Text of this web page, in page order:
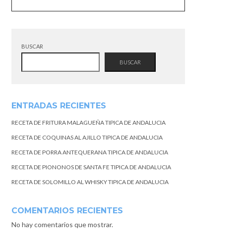
BUSCAR
BUSCAR
ENTRADAS RECIENTES
RECETA DE FRITURA MALAGUEÑA TIPICA DE ANDALUCIA
RECETA DE COQUINAS AL AJILLO TIPICA DE ANDALUCIA
RECETA DE PORRA ANTEQUERANA TIPICA DE ANDALUCIA
RECETA DE PIONONOS DE SANTA FE TIPICA DE ANDALUCIA
RECETA DE SOLOMILLO AL WHISKY TIPICA DE ANDALUCIA
COMENTARIOS RECIENTES
No hay comentarios que mostrar.